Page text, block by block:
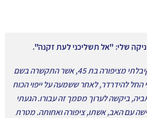
שלי: "אל תשליכני לעת זקנה".
את הטלפון הראשון קיבלתי מציפורה בת 45, אשר התקשרה בשם
החל להידרדר, לאחר ששמעה על ייפוי הכוח
ביקשה לערוך מסמך זה עבורו. הגעתי
עם האב, אשתו, ציפורה ואחותה. מטרת